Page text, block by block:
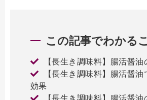
この記事でわかる
【長生き調味料】腸活醤
【長生き調味料】腸活醤
効果